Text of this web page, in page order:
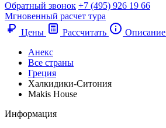
Обратный звонок +7 (495) 926 19 66
Мгновенный расчет тура
Цены
Рассчитать Описание
Анекс
Все страны
Греция
Халкидики-Ситония
Makis House
Информация